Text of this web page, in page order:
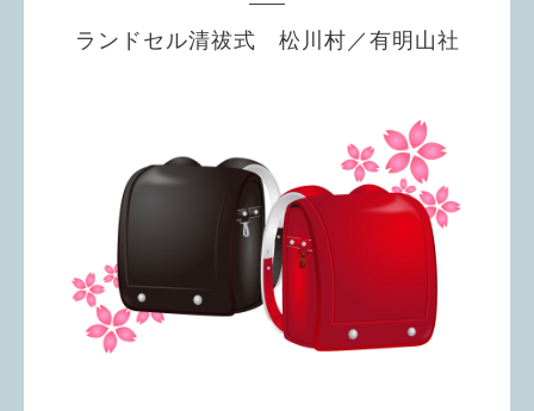
ランドセル清祓式 松川村／有明山社